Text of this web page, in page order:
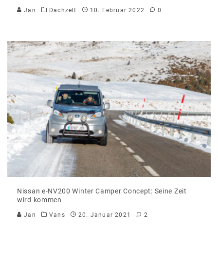
Jan Dachzelt 10. Februar 2022 0
Nissan e-NV200 Winter Camper Concept: Seine Zeit
wird kommen
Jan Vans 20. Januar 2021 2